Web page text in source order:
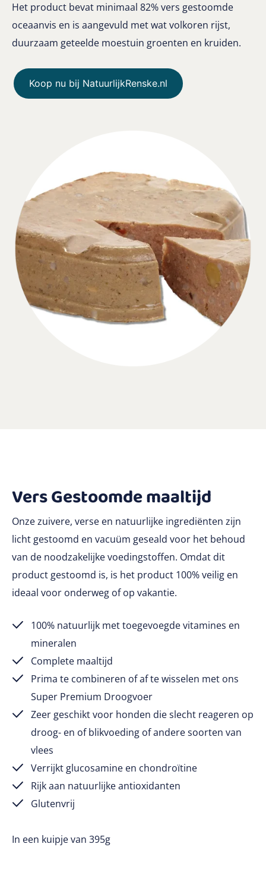
Het product bevat minimaal 82% vers gestoomde
oceaanvis en is aangevuld met wat volkoren rijst,
duurzaam geteelde moestuin groenten en kruiden.
Koop nu bij NatuurlijkRenske.nl
Vers Gestoomde maaltijd
Onze zuivere, verse en natuurlijke ingrediënten zijn
licht gestoomd en vacuüm geseald voor het behoud
van de noodzakelijke voedingstoffen. Omdat dit
product gestoomd is, is het product 100% veilig en
ideaal voor onderweg of op vakantie.
100% natuurlijk met toegevoegde vitamines en
mineralen
Complete maaltijd
Prima te combineren of af te wisselen met ons
Super Premium Droogvoer
Zeer geschikt voor honden die slecht reageren op
droog- en of blikvoeding of andere soorten van
vlees
Verrijkt glucosamine en chondroïtine
Rijk aan natuurlijke antioxidanten
Glutenvrij
In een kuipje van 395g